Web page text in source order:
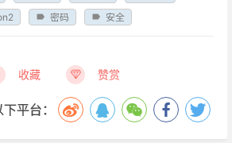
密码 安全
收藏 赞赏
平台：